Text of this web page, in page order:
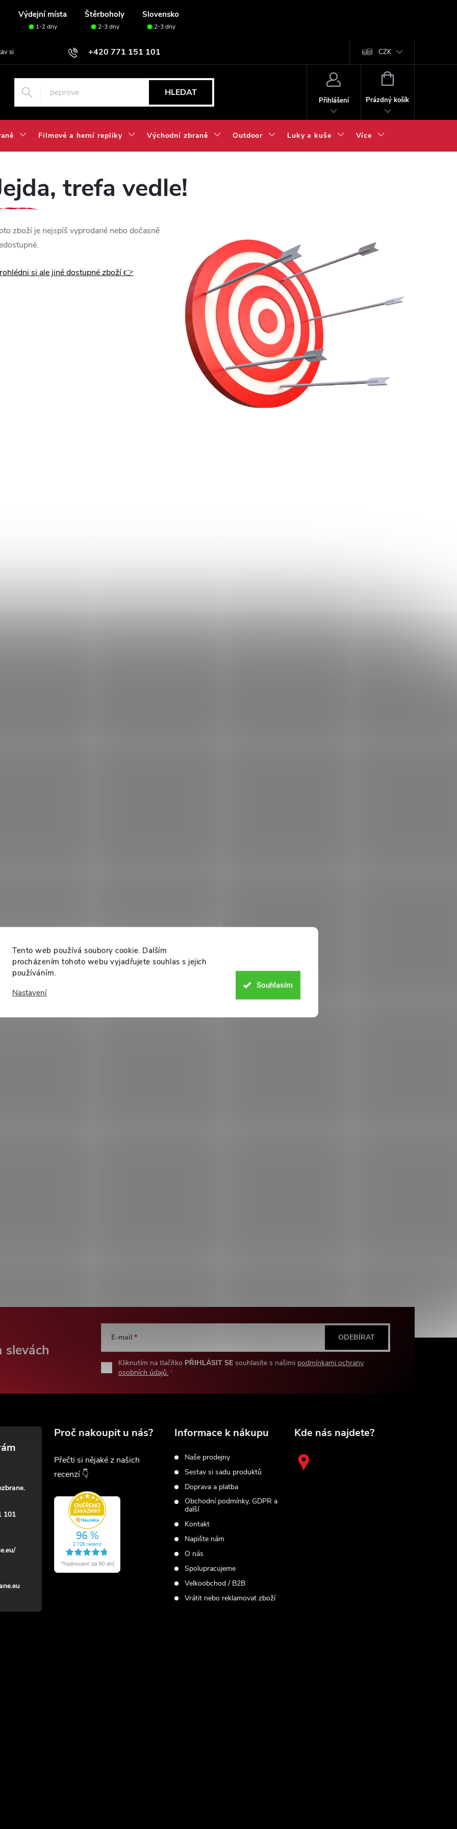
Tento web používá soubory cookie. Dalším
procházením tohoto webu vyjadřujete souhlas s jejich
používáním.
Nastavení
Souhlasím
Výdejní místa Štěrboholy Slovensko
1-2 dny 2-3 dny 2-3 dny
+420 771 151 101
si svou sadu✅ CZK
HLEDAT
Přihlášení
NÁKUPNÍ
Prázdný košík
Filmové a herní repliky Východní zbraně Outdoor Luky a kuše Více
trefa vedle!
zboží je nejspíš vyprodané nebo dočasně
si ale jiné dostupné zboží 👉
slevách
E-mail
Kliknutím na tlačítko PŘIHLÁSIT SE souhlasíte s našimi podmínkami ochrany
osobních údajů.
ODEBÍRAT
101
Proč nakoupit u nás?
Přečti si nějaké z našich
recenzí 👇
Informace k nákupu
Naše prodejny
Sestav si sadu produktů
Doprava a platba
Obchodní podmínky, GDPR a
další
Kontakt
Napište nám
O nás
Spolupracujeme
Velkoobchod / B2B
Vrátit nebo reklamovat zboží
Kde nás najdete?